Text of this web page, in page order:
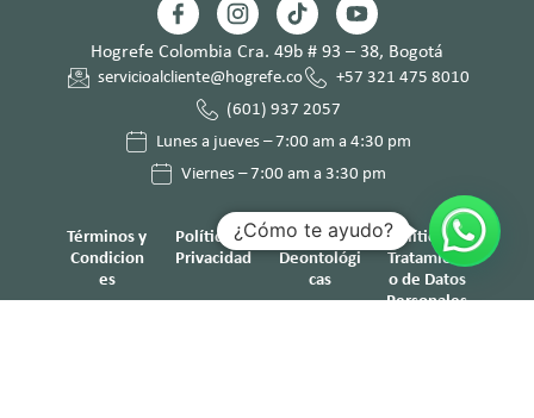
Hogrefe Colombia Cra. 49b # 93 – 38, Bogotá
servicioalcliente@hogrefe.co
+57 321 475 8010
(601) 937 2057
Lunes a jueves – 7:00 am a 4:30 pm
Viernes – 7:00 am a 3:30 pm
Términos y
Condicion
es
Política de
Privacidad
Normas
Deontológi
cas
Política de
Tratamient
o de Datos
Personales
¿Cómo te ayudo?